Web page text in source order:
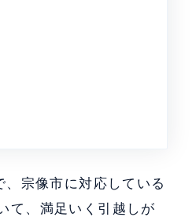
、宗像市に対応している
て、満足いく引越しが